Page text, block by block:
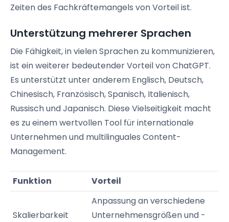
Zeiten des Fachkräftemangels von Vorteil ist.
Unterstützung mehrerer Sprachen
Die Fähigkeit, in vielen Sprachen zu kommunizieren,
ist ein weiterer bedeutender Vorteil von ChatGPT.
Es unterstützt unter anderem Englisch, Deutsch,
Chinesisch, Französisch, Spanisch, Italienisch,
Russisch und Japanisch. Diese Vielseitigkeit macht
es zu einem wertvollen Tool für internationale
Unternehmen und multilinguales Content-
Management.
Funktion Vorteil
Skalierbarkeit
Anpassung an verschiedene
Unternehmensgrößen und -